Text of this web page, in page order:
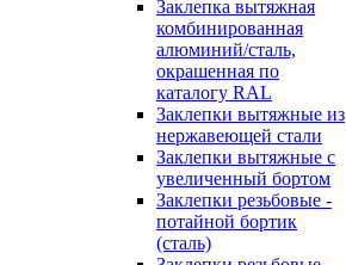
Заклепка вытяжная
комбинированная
алюминий/сталь,
окрашенная по
каталогу RAL
Заклепки вытяжные из
нержавеющей стали
Заклепки вытяжные с
увеличенный бортом
Заклепки резьбовые -
потайной бортик
(сталь)